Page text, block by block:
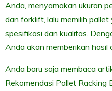
Anda, menyamakan ukuran
dan forklift, lalu memilih
spesifikasi dan kualitas.
Anda akan memberikan hasil
Anda baru saja membaca
Rekomendasi Pallet Racking